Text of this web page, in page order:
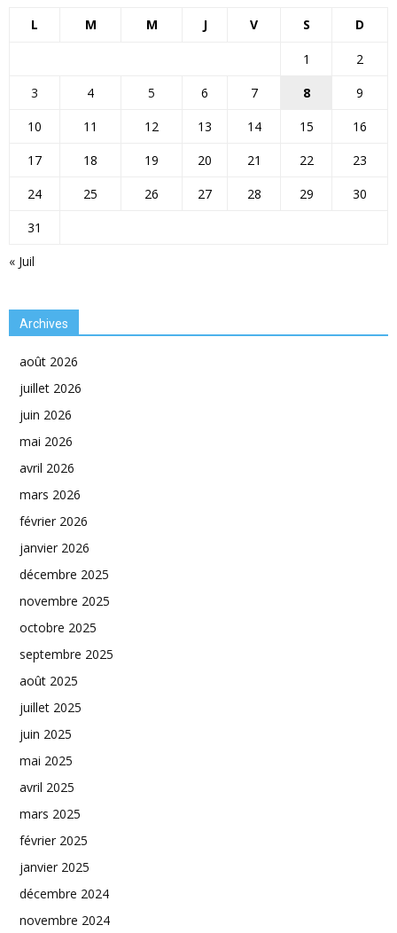
L M M J V S D
« Juil
1
2
3
4 5 6 7 8
9
10
11 12 13 14 15
16
17
18 19 20 21 22
23
24
25 26 27 28 29
30
31
Archives
août 2026
juillet 2026
juin 2026
mai 2026
avril 2026
mars 2026
février 2026
janvier 2026
décembre 2025
novembre 2025
octobre 2025
septembre 2025
août 2025
juillet 2025
juin 2025
mai 2025
avril 2025
mars 2025
février 2025
janvier 2025
décembre 2024
novembre 2024